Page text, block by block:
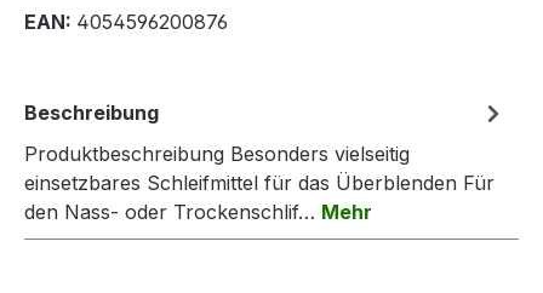
EAN: 4054596200876
Beschreibung
Produktbeschreibung Besonders vielseitig
einsetzbares Schleifmittel für das Überblenden Für
den Nass- oder Trockenschlif… Mehr